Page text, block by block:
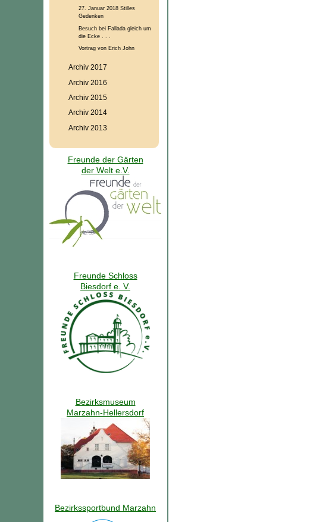
27. Januar 2018 Stilles
Gedenken
Besuch bei Fallada gleich um
die Ecke . . .
Vortrag von Erich John
Archiv 2017
Archiv 2016
Archiv 2015
Archiv 2014
Archiv 2013
Freunde der Gärten
der Welt e.V.
Freunde Schloss
Biesdorf e. V.
Bezirksmuseum
Marzahn-Hellersdorf
Bezirkssportbund Marzahn